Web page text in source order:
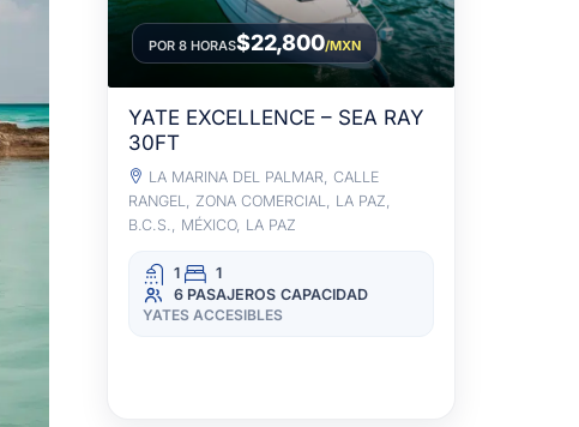
POR 8 HORAS$22,800/MXN
YATE EXCELLENCE – SEA RAY
30FT
LA MARINA DEL PALMAR, CALLE
RANGEL, ZONA COMERCIAL, LA PAZ,
B.C.S., MÉXICO, LA PAZ
1
1
6 PASAJEROS CAPACIDAD
YATES ACCESIBLES